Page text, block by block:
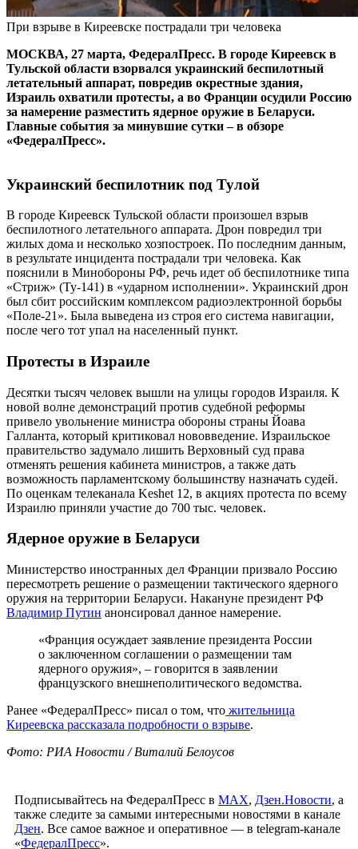
При взрыве в Киреевске пострадали три человека
МОСКВА, 27 марта, ФедералПресс. В городе Киреевск в
Тульской области взорвался украинский беспилотный
летательный аппарат, повредив окрестные здания,
Израиль охватили протесты, а во Франции осудили Россию
за намерение разместить ядерное оружие в Беларуси.
Главные события за минувшие сутки – в обзоре
«ФедералПресс».
Украинский беспилотник под Тулой
В городе Киреевск Тульской области произошел взрыв
беспилотного летательного аппарата. Дрон повредил три
жилых дома и несколько хозпостроек. По последним данным,
в результате инцидента пострадали три человека. Как
пояснили в Минобороны РФ, речь идет об беспилотнике типа
«Стриж» (Ту-141) в «ударном исполнении». Украинский дрон
был сбит российским комплексом радиоэлектронной борьбы
«Поле-21». Была выведена из строя его система навигации,
после чего тот упал на населенный пункт.
Протесты в Израиле
Десятки тысяч человек вышли на улицы городов Израиля. К
новой волне демонстраций против судебной реформы
привело увольнение министра обороны страны Йоава
Галланта, который критиковал нововведение. Израильское
правительство задумало лишить Верховный суд права
отменять решения кабинета министров, а также дать
возможность парламентскому большинству назначать судей.
По оценкам телеканала Keshet 12, в акциях протеста по всему
Израилю приняли участие до 700 тыс. человек.
Ядерное оружие в Беларуси
Министерство иностранных дел Франции призвало Россию
пересмотреть решение о размещении тактического ядерного
оружия на территории Беларуси. Накануне президент РФ
Владимир Путин анонсировал данное намерение.
«Франция осуждает заявление президента России
о заключенном соглашении о размещении там
ядерного оружия», – говорится в заявлении
французского внешнеполитического ведомства.
Ранее «ФедералПресс» писал о том, что жительница
Киреевска рассказала подробности о взрыве.
Фото: РИА Новости / Виталий Белоусов
Подписывайтесь на ФедералПресс в МАХ, Дзен.Новости, а
также следите за самыми интересными новостями в канале
Дзен. Все самое важное и оперативное — в telegram-канале
«ФедералПресс».